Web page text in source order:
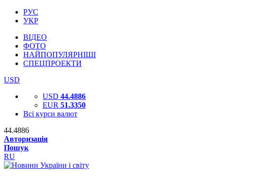
РУС
УКР
ВІДЕО
ФОТО
НАЙПОПУЛЯРНІШІ
СПЕЦПРОЕКТИ
USD
USD 44.4886
EUR 51.3350
Всі курси валют
44.4886
Авторизація
Пошук
RU